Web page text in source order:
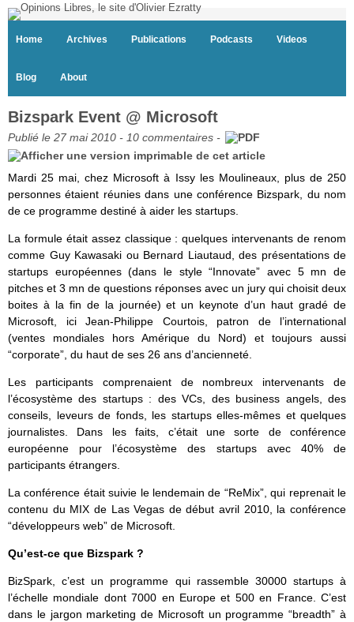
Home Archives Publications Podcasts Videos
Blog About
Bizspark Event @ Microsoft
Publié le 27 mai 2010 - 10 commentaires -
Mardi 25 mai, chez Microsoft à Issy les Moulineaux, plus de 250
personnes étaient réunies dans une conférence Bizspark, du nom
de ce programme destiné à aider les startups.
La formule était assez classique : quelques intervenants de renom
comme Guy Kawasaki ou Bernard Liautaud, des présentations de
startups européennes (dans le style “Innovate” avec 5 mn de
pitches et 3 mn de questions réponses avec un jury qui choisit deux
boites à la fin de la journée) et un keynote d’un haut gradé de
Microsoft, ici Jean-Philippe Courtois, patron de l’international
(ventes mondiales hors Amérique du Nord) et toujours aussi
“corporate”, du haut de ses 26 ans d’ancienneté.
Les participants comprenaient de nombreux intervenants de
l’écosystème des startups : des VCs, des business angels, des
conseils, leveurs de fonds, les startups elles-mêmes et quelques
journalistes. Dans les faits, c’était une sorte de conférence
européenne pour l’écosystème des startups avec 40% de
participants étrangers.
La conférence était suivie le lendemain de “ReMix”, qui reprenait le
contenu du MIX de Las Vegas de début avril 2010, la conférence
“développeurs web” de Microsoft.
Qu’est-ce que Bizspark ?
BizSpark, c’est un programme qui rassemble 30000 startups à
l’échelle mondiale dont 7000 en Europe et 500 en France. C’est
dans le jargon marketing de Microsoft un programme “breadth” à